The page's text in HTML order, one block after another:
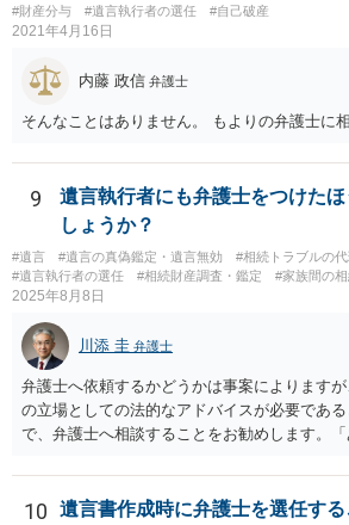
#財産分与 #遺言執行者の選任 #自己破産
2021年4月16日
内藤 政信 弁護士
そんなことはありません。 もよりの弁護士に
9
遺言執行者にも弁護士をつけた
しょうか？
#遺言 #遺言の真偽鑑定・遺言無効
#相続トラブルの
#遺言執行者の選任
#相続財産調査・鑑定 #家族間の
2025年8月8日
川添 圭 弁護士
弁護士へ依頼するかどうかは事案によります
の立場としての法的なアドバイスが必要であ
で、弁護士へ相談することをお勧めします。
誘導しかしてこないと思います。
10
遺言書作成時に弁護士を選任す